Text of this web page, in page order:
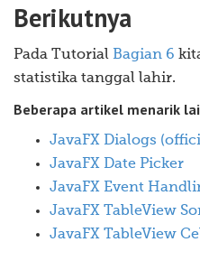
Berikutnya
Pada Tutorial Bagian 6
statistika tanggal lahir.
Beberapa artikel menarik
JavaFX Dialogs
JavaFX Date Picker
JavaFX Event
JavaFX TableView
JavaFX TableView